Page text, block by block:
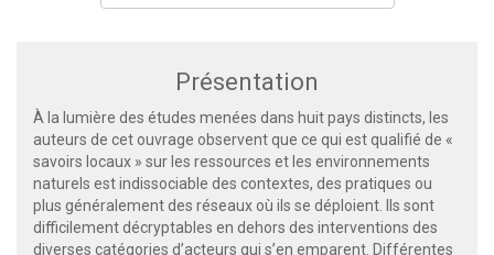
Présentation
À la lumière des études menées dans huit pays distincts, les
auteurs de cet ouvrage observent que ce qui est qualifié de «
savoirs locaux » sur les ressources et les environnements
naturels est indissociable des contextes, des pratiques ou
plus généralement des réseaux où ils se déploient. Ils sont
difficilement décryptables en dehors des interventions des
diverses catégories d’acteurs qui s’en emparent. Différentes